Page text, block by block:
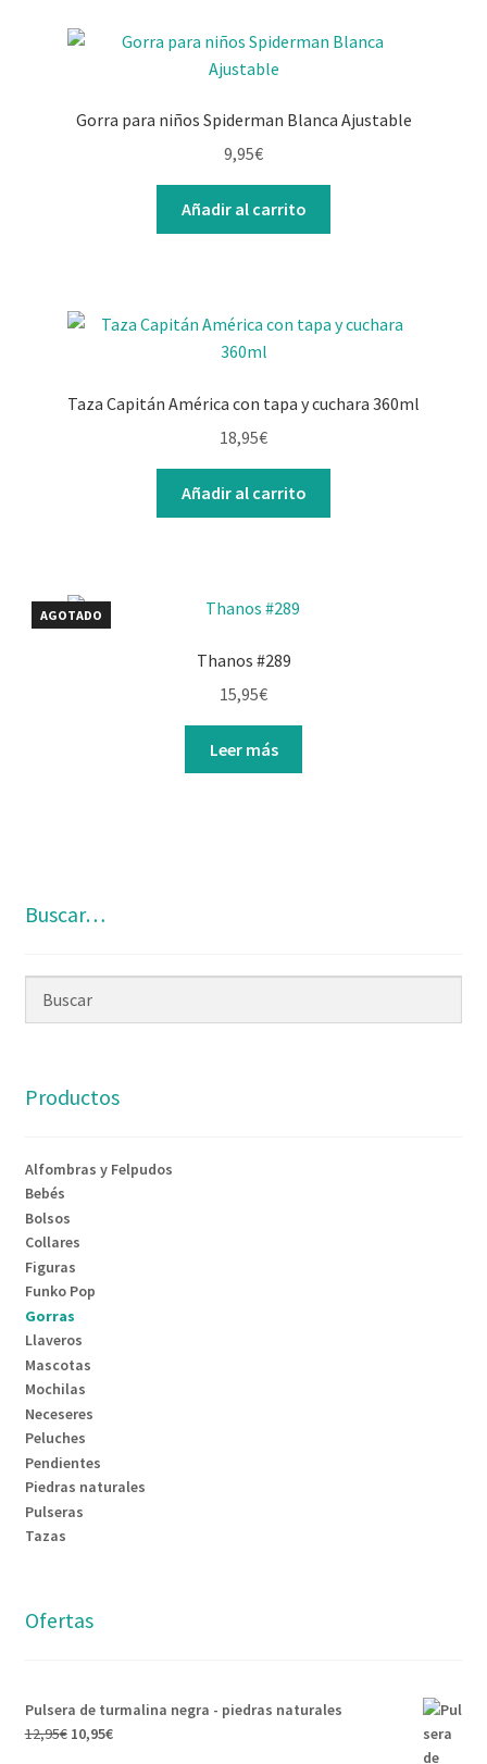
Gorra para niños Spiderman Blanca Ajustable
9,95€
Añadir al carrito
Taza Capitán América con tapa y cuchara 360ml
18,95€
Añadir al carrito
AGOTADO
Thanos #289
15,95€
Leer más
Buscar…
Productos
Alfombras y Felpudos
Bebés
Bolsos
Collares
Figuras
Funko Pop
Gorras
Llaveros
Mascotas
Mochilas
Neceseres
Peluches
Pendientes
Piedras naturales
Pulseras
Tazas
Ofertas
Pulsera de turmalina negra - piedras naturales
12,95€ El
10,95€El